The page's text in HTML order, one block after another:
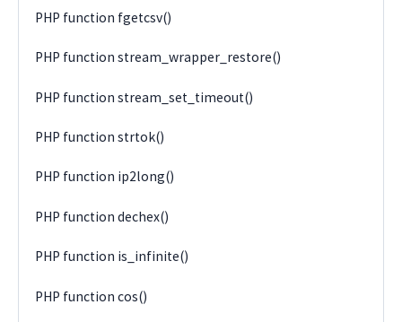
PHP function fgetcsv()
PHP function stream_wrapper_restore()
PHP function stream_set_timeout()
PHP function strtok()
PHP function ip2long()
PHP function dechex()
PHP function is_infinite()
PHP function cos()